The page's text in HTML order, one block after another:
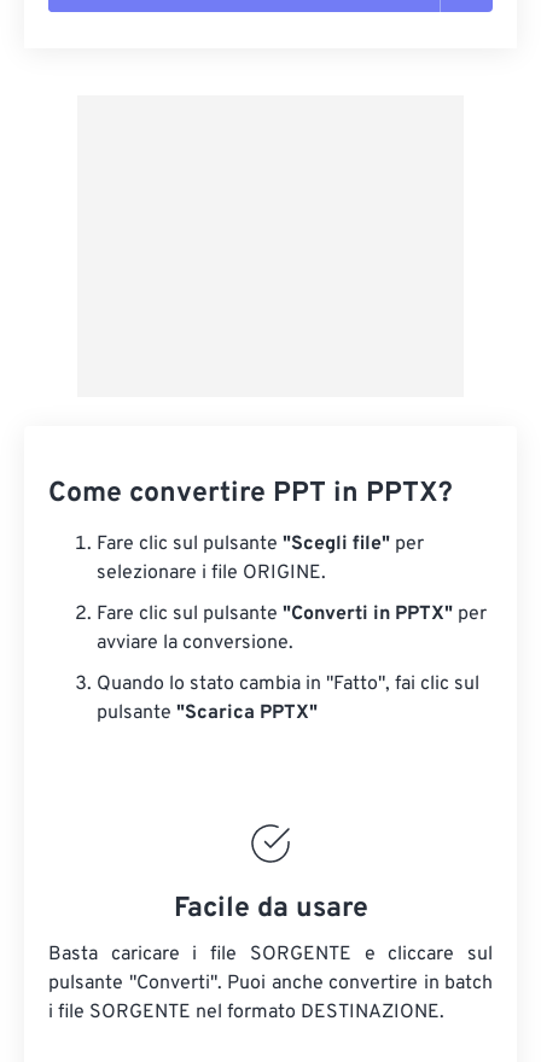
Come convertire PPT in PPTX?
Fare clic sul pulsante "Scegli file" per
selezionare i file ORIGINE.
Fare clic sul pulsante "Converti in PPTX" per
avviare la conversione.
Quando lo stato cambia in "Fatto", fai clic sul
pulsante "Scarica PPTX"
Facile da usare
Basta caricare i file SORGENTE e cliccare sul
pulsante "Converti". Puoi anche convertire in batch
i file SORGENTE nel formato DESTINAZIONE.